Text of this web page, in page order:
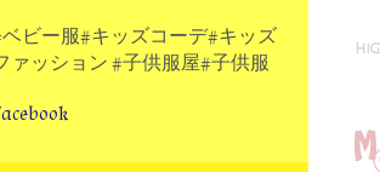
ビー服#キッズコーデ#キッズ
ァッション #子供服屋#子供服